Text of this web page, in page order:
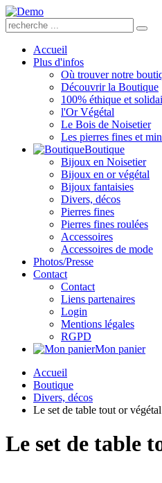
Accueil
Plus d'infos
Où trouver notre
Découvrir la Boutique
100% éthique et
l'Or Végétal
Le Bois de Noisetier
Les pierres fines et
Boutique
Bijoux en Noisetier
Bijoux en or végétal
Bijoux fantaisies
Divers, décos
Pierres fines
Pierres fines roulées
Accessoires
Accessoires de mode
Photos/Presse
Contact
Contact
Liens partenaires
Login
Mentions légales
RGPD
Mon panier
Accueil
Boutique
Divers, décos
Le set de table tout or végétal
Le set de table